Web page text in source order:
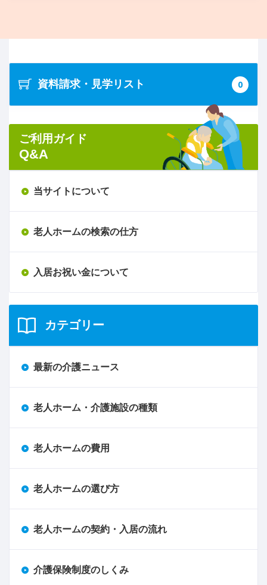
資料請求・見学リスト 0
ご利用ガイド
Q&A
当サイトについて
老人ホームの検索の仕方
入居お祝い金について
カテゴリー
最新の介護ニュース
老人ホーム・介護施設の種類
老人ホームの費用
老人ホームの選び方
老人ホームの契約・入居の流れ
介護保険制度のしくみ